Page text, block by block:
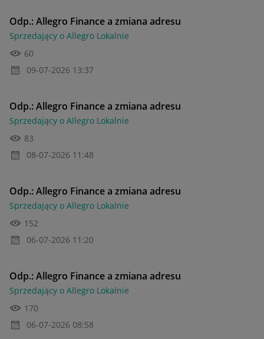
Odp.: Allegro Finance a zmiana adresu
Sprzedający o Allegro Lokalnie
60
‎09-07-2026 13:37
Odp.: Allegro Finance a zmiana adresu
Sprzedający o Allegro Lokalnie
83
‎08-07-2026 11:48
Odp.: Allegro Finance a zmiana adresu
Sprzedający o Allegro Lokalnie
152
‎06-07-2026 11:20
Odp.: Allegro Finance a zmiana adresu
Sprzedający o Allegro Lokalnie
170
‎06-07-2026 08:58